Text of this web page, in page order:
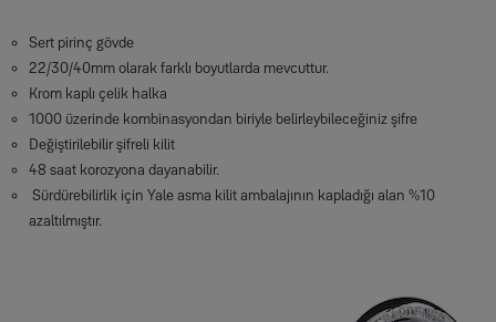
Sert pirinç gövde
22/30/40mm olarak farklı boyutlarda mevcuttur.
Krom kaplı çelik halka
1000 üzerinde kombinasyondan biriyle belirleybileceğiniz şifre
Değiştirilebilir şifreli kilit
48 saat korozyona dayanabilir.
Sürdürebilirlik için Yale asma kilit ambalajının kapladığı alan %10
azaltılmıştır.